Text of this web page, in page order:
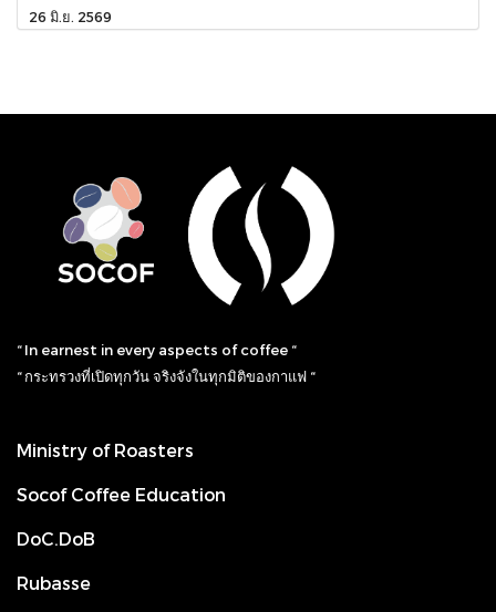
26 มิ.ย. 2569
“ In earnest in every aspects of coffee “
“ กระทรวงที่เปิดทุกวัน จริงจังในทุกมิติของกาแฟ “
Ministry of Roasters
Socof Coffee Education
DoC.DoB
Rubasse